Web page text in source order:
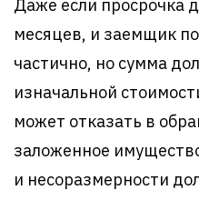
Даже если просрочка
месяцев, и заемщик
частично, но сумма
изначальной
может отказать в
заложенное
и несоразмерности